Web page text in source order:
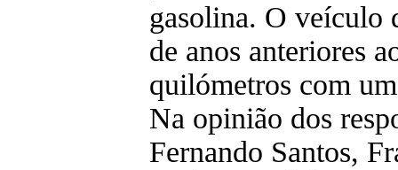
gasolina. O veículo
de anos anteriores
quilómetros com
Na opinião dos
Fernando Santos,